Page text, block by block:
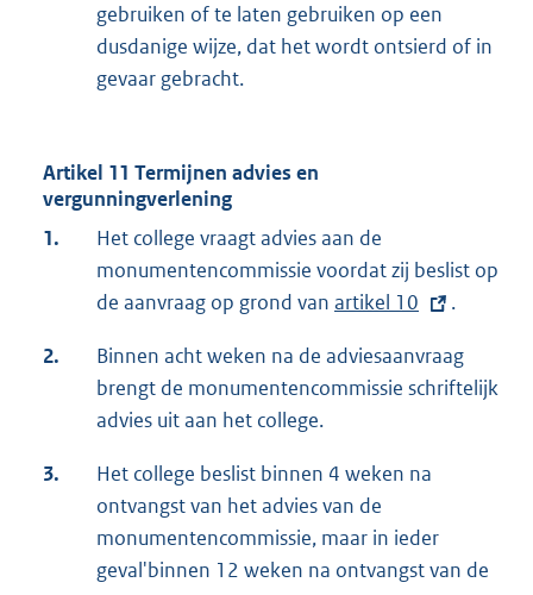
gebruiken of te laten gebruiken op een
dusdanige wijze, dat het wordt ontsierd of in
gevaar gebracht.
Artikel 11 Termijnen advies en
vergunningverlening
1.
Het college vraagt advies aan de
monumentencommissie voordat zij beslist op
de aanvraag op grond van E
t
e
n
artikel 10 .
2.
Binnen acht weken na de adviesaanvraag
brengt de monumentencommissie schriftelijk
advies uit aan het college.
3.
Het college beslist binnen 4 weken na
ontvangst van het advies van de
monumentencommissie, maar in ieder
geval'binnen 12 weken na ontvangst van de